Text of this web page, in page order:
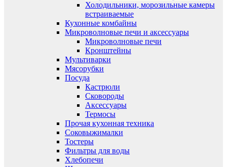
Холодильники, морозильные камеры
встраиваемые
Кухонные комбайны
Микроволновые печи и аксессуары
Микроволновые печи
Кронштейны
Мультиварки
Мясорубки
Посуда
Кастрюли
Сковороды
Аксессуары
Термосы
Прочая кухонная техника
Соковыжималки
Тостеры
Фильтры для воды
Хлебопечи